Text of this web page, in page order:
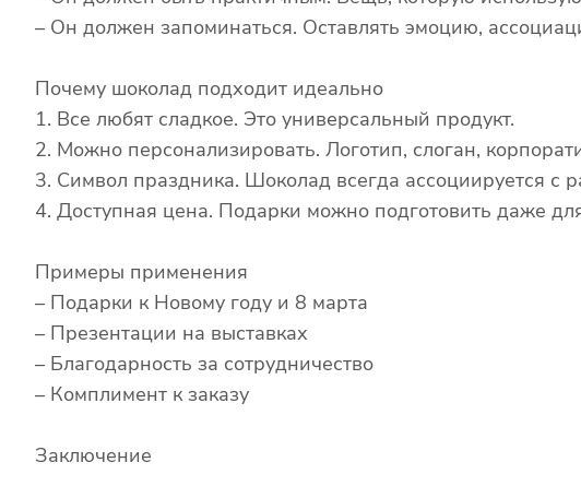
– Он должен запоминаться. Оставлять эмоцию,
Почему шоколад подходит идеально
1. Все любят сладкое. Это универсальный продукт.
2. Можно персонализировать. Логотип, слоган,
3. Символ праздника. Шоколад всегда ассоциируется с
4. Доступная цена. Подарки можно подготовить даже
Примеры применения
– Подарки к Новому году и 8 марта
– Презентации на выставках
– Благодарность за сотрудничество
– Комплимент к заказу
Заключение